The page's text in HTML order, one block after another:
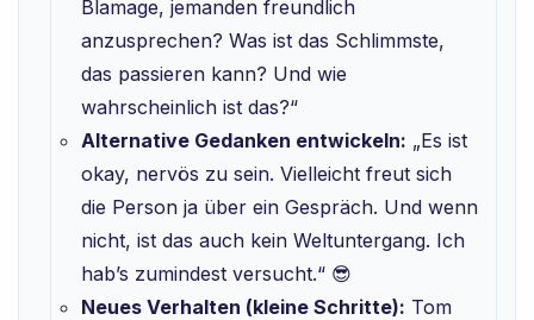
Blamage, jemanden freundlich
anzusprechen? Was ist das Schlimmste,
das passieren kann? Und wie
wahrscheinlich ist das?“
Alternative Gedanken entwickeln: „Es ist
okay, nervös zu sein. Vielleicht freut sich
die Person ja über ein Gespräch. Und wenn
nicht, ist das auch kein Weltuntergang. Ich
hab’s zumindest versucht.“ 😎
Neues Verhalten (kleine Schritte): Tom